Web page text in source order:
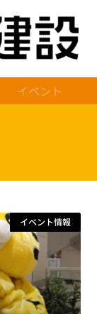
イベント
イベント情報